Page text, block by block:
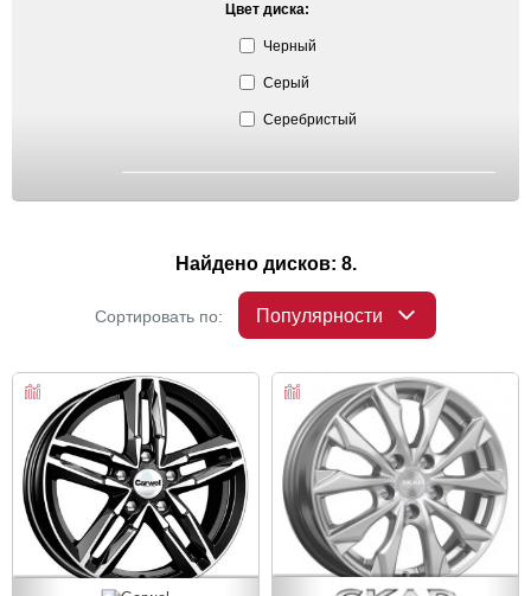
Цвет диска:
Черный
Серый
Серебристый
Найдено дисков: 8.
Сортировать по: Популярности